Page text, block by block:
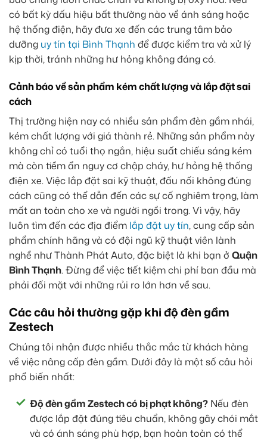
có bất kỳ dấu hiệu bất thường nào về ánh sáng hoặc
hệ thống điện, hãy đưa xe đến các trung tâm bảo
dưỡng uy tín tại Bình Thạnh để được kiểm tra và xử lý
kịp thời, tránh những hư hỏng không đáng có.
Cảnh báo về sản phẩm kém chất lượng và lắp đặt sai
cách
Thị trường hiện nay có nhiều sản phẩm đèn gầm nhái,
kém chất lượng với giá thành rẻ. Những sản phẩm này
không chỉ có tuổi thọ ngắn, hiệu suất chiếu sáng kém
mà còn tiềm ẩn nguy cơ chập cháy, hư hỏng hệ thống
điện xe. Việc lắp đặt sai kỹ thuật, đấu nối không đúng
cách cũng có thể dẫn đến các sự cố nghiêm trọng, làm
mất an toàn cho xe và người ngồi trong. Vì vậy, hãy
luôn tìm đến các địa điểm lắp đặt uy tín, cung cấp sản
phẩm chính hãng và có đội ngũ kỹ thuật viên lành
nghề như Thành Phát Auto, đặc biệt là khi bạn ở Quận
Bình Thạnh. Đừng để việc tiết kiệm chi phí ban đầu mà
phải đối mặt với những rủi ro lớn hơn về sau.
Các câu hỏi thường gặp khi độ đèn gầm
Zestech
Chúng tôi nhận được nhiều thắc mắc từ khách hàng
về việc nâng cấp đèn gầm. Dưới đây là một số câu hỏi
phổ biến nhất:
Độ đèn gầm Zestech có bị phạt không? Nếu đèn
được lắp đặt đúng tiêu chuẩn, không gây chói mắt
và có ánh sáng phù hợp, bạn hoàn toàn có thể